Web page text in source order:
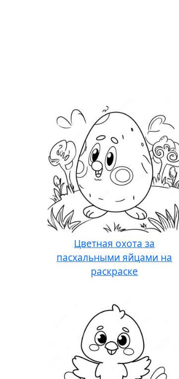
Цветная охота за
пасхальными яйцами на
раскраске